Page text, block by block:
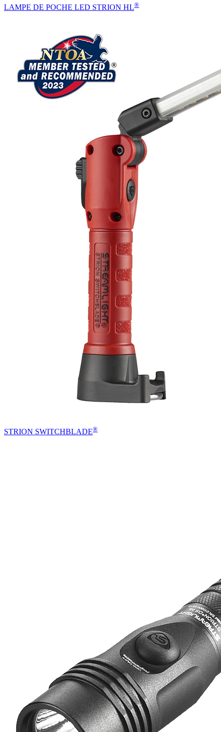
LAMPE DE POCHE LED STRION HL®
STRION SWITCHBLADE®